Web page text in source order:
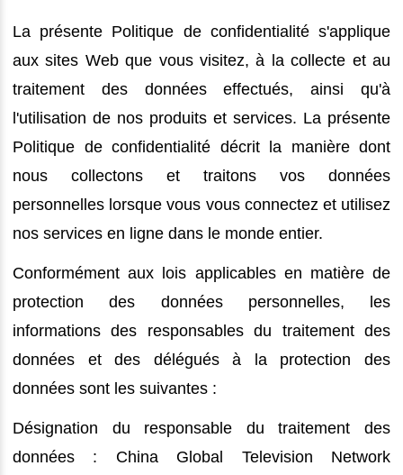
La présente Politique de confidentialité s'applique
aux sites Web que vous visitez, à la collecte et au
traitement des données effectués, ainsi qu'à
l'utilisation de nos produits et services. La présente
Politique de confidentialité décrit la manière dont
nous collectons et traitons vos données
personnelles lorsque vous vous connectez et utilisez
nos services en ligne dans le monde entier.
Conformément aux lois applicables en matière de
protection des données personnelles, les
informations des responsables du traitement des
données et des délégués à la protection des
données sont les suivantes :
Désignation du responsable du traitement des
données : China Global Television Network